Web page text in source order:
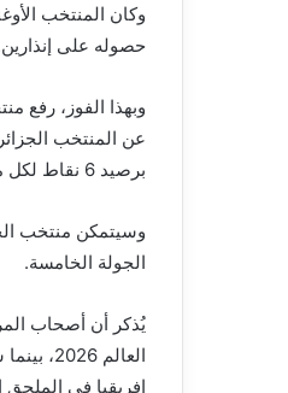
حصوله على
عن المنتخب
برصيد 6 نقاط لكل منها، فيما يتذيل منتخب الصومال الترتيب بلا نقاط.
وسيتمكن منتخب
الجولة الخامسة.
يُذكر أن أصحاب
العالم
إفريقيا في الملحق